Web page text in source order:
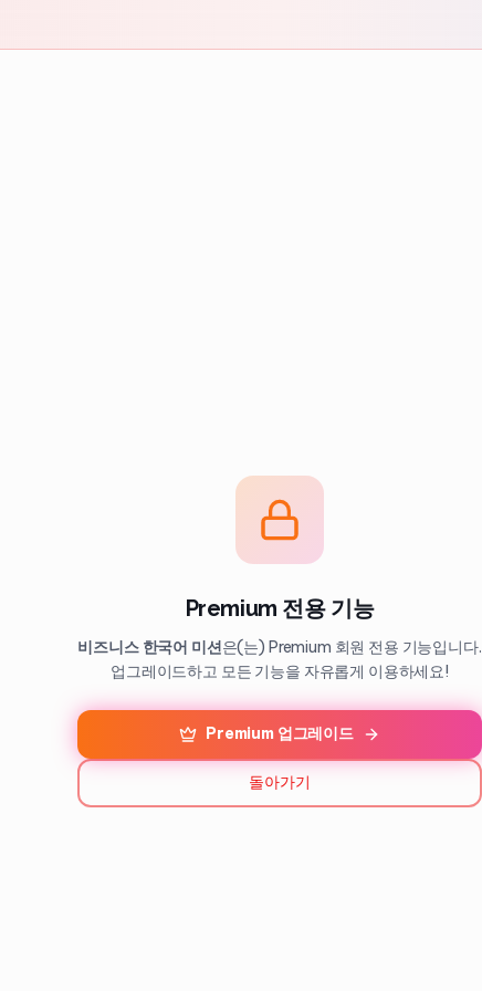
Premium 전용 기능
비즈니스 한국어 미션은(는) Premium 회원 전용 기능입니다.
업그레이드하고 모든 기능을 자유롭게 이용하세요!
Premium 업그레이드
돌아가기